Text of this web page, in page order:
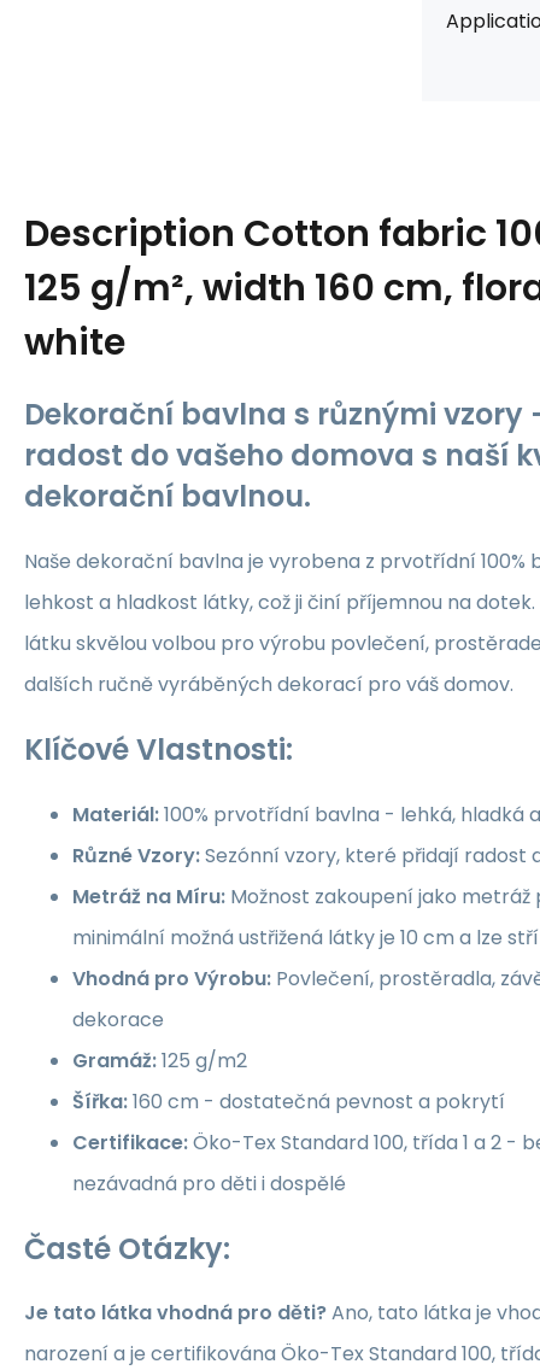
Description Cotton fabric
125 g/m², width 160 cm,
white
Dekorační bavlna s různými vzory
radost do vašeho domova s naší
dekorační bavlnou.
Naše dekorační bavlna je vyrobena z prvotřídní 100%
lehkost a hladkost látky, což ji činí příjemnou na
látku skvělou volbou pro výrobu povlečení,
dalších ručně vyráběných dekorací pro váš domov.
Klíčové Vlastnosti:
Materiál:100% prvotřídní bavlna - lehká, hladká
Různé Vzory:Sezónní vzory, které přidají radost
Metráž na Míru: Možnost zakoupení jako
minimální možná ustřižená látky je 10 cm a lze
Vhodná pro Výrobu: Povlečení, prostěradla,
dekorace
Gramáž:125 g/m2
Šířka:160 cm - dostatečná pevnost a pokrytí
Certifikace:Öko-Tex Standard 100, třída 1 a 2 -
nezávadná pro děti i dospělé
Časté Otázky:
Je tato látka vhodná pro děti?Ano, tato látka je
narození a je certifikována Öko-Tex Standard 100,